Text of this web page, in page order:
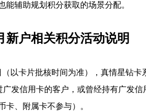
能辅助规划积分获取的场景分配。
新户相关积分活动说明
（以卡片批核时间为准），真情星钻
广发信用卡的客户，或曾经持有广发
卡、附属卡不参与）。